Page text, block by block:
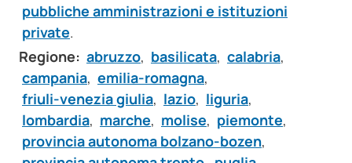
pubbliche amministrazioni e istituzioni
private.
Regione: abruzzo, basilicata, calabria,
campania, emilia-romagna,
friuli-venezia giulia, lazio, liguria,
lombardia, marche, molise, piemonte,
provincia autonoma bolzano-bozen,